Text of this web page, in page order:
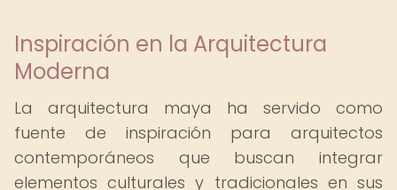
Inspiración en la Arquitectura
Moderna
La arquitectura maya ha servido como
fuente de inspiración para arquitectos
contemporáneos que buscan integrar
elementos culturales y tradicionales en sus